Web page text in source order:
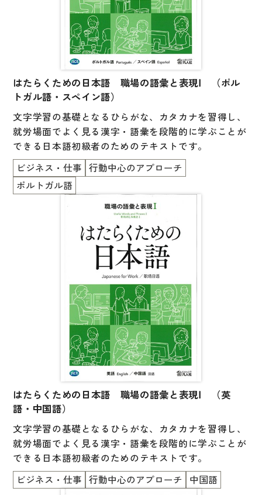
はたらくための日本語 職場の語彙と表現Ⅰ （ポル
トガル語・スペイン語）
文字学習の基礎となるひらがな、カタカナを習得し、
就労場面でよく見る漢字・語彙を段階的に学ぶことが
できる日本語初級者のためのテキストです。
ビジネス・仕事 行動中心のアプローチ
ポルトガル語
はたらくための日本語 職場の語彙と表現Ⅰ （英
語・中国語）
文字学習の基礎となるひらがな、カタカナを習得し、
就労場面でよく見る漢字・語彙を段階的に学ぶことが
できる日本語初級者のためのテキストです。
ビジネス・仕事 行動中心のアプローチ 中国語